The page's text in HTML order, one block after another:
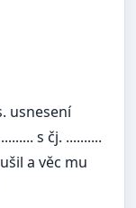
usnesení
s čj. ..........
a věc mu